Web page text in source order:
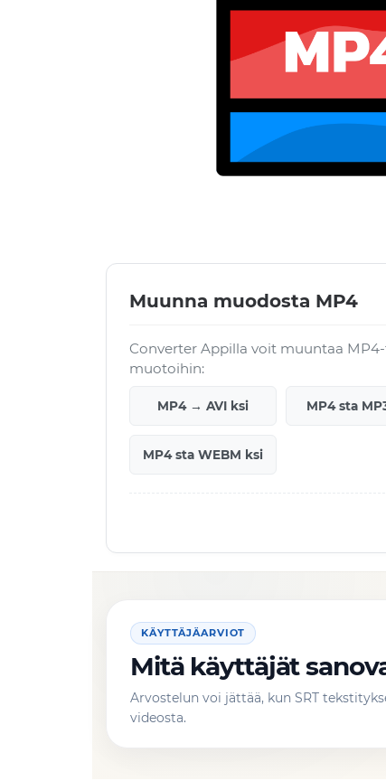
Muunna muodosta MP4
Converter Appilla voit muuntaa
muotoihin:
MP4 → AVI ksi MP4 sta
MP4 sta WEBM ksi
KÄYTTÄJÄARVIOT
Mitä käyttäjät
Arvostelun voi jättää, kun SRT
videosta.